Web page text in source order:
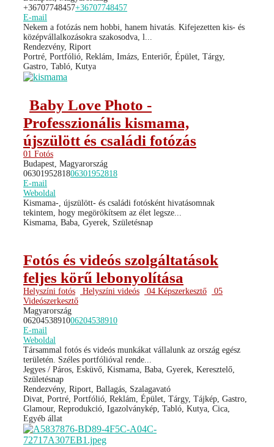
+36707748457+36707748457
E-mail
Nekem a fotózás nem hobbi, hanem hivatás. Kifejezetten kis- és
középvállalkozásokra szakosodva, l...
Rendezvény, Riport
Portré, Portfólió, Reklám, Imázs, Enteriőr, Épület, Tárgy,
Gastro, Tabló, Kutya
Baby Love Photo -
Professzionális kismama,
újszülött és családi fotózás
01 Fotós
Budapest, Magyarország
0630195281806301952818
E-mail
Weboldal
Kismama-, újszülött- és családi fotósként hivatásomnak
tekintem, hogy megörökítsem az élet legsze...
Kismama, Baba, Gyerek, Születésnap
Fotós és videós szolgáltatások
feljes körű lebonyolítása
Helyszíni fotós Helyszíni videós 04 Képszerkesztő
05
Videószerkesztő
Magyarország
0620453891006204538910
E-mail
Weboldal
Társammal fotós és videós munkákat vállalunk az ország egész
területén. Széles portfólióval rende...
Jegyes / Páros, Esküvő, Kismama, Baba, Gyerek, Keresztelő,
Születésnap
Rendezvény, Riport, Ballagás, Szalagavató
Divat, Portré, Portfólió, Reklám, Épület, Tárgy, Tájkép, Gastro,
Glamour, Reprodukció, Igazolványkép, Tabló, Kutya, Cica,
Egyéb állat